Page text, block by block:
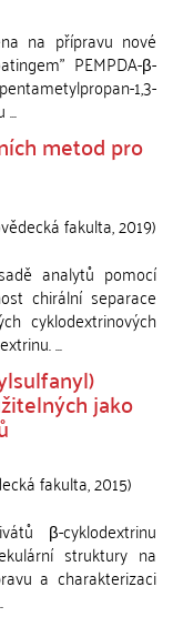
na přípravu nové
PEMPDA-β-
1,3-
metod pro
fakulta,2019)
analytů pomocí
chirální separace
cyklodextrinových
...
jako
fakulta,2015)
β-cyklodextrinu
struktury na
a charakterizaci